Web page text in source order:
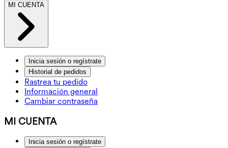
MI CUENTA
Inicia sesión o regístrate
Historial de pedidos
Rastrea tu pedido
Información general
Cambiar contraseña
MI CUENTA
Inicia sesión o regístrate